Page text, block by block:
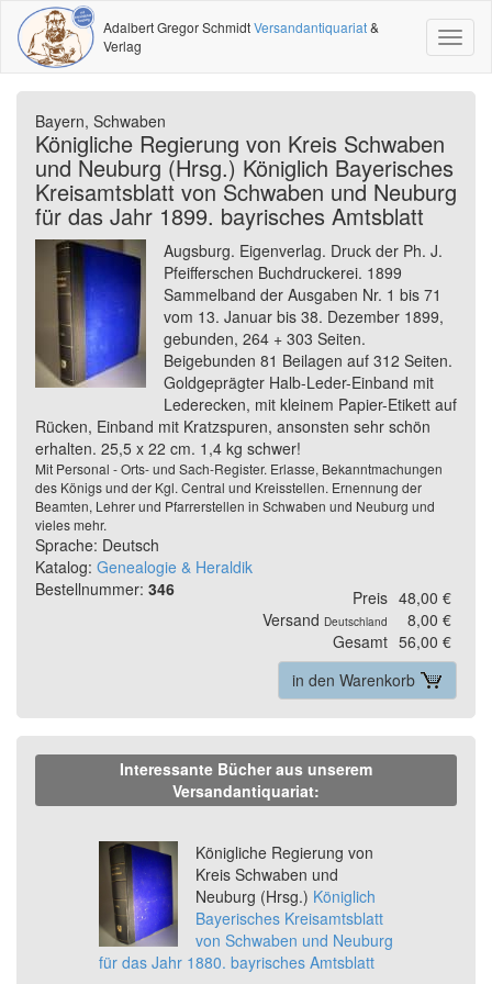
Adalbert Gregor SchmidtVersandantiquariat&
Verlag
Bayern, Schwaben
Königliche Regierung von Kreis Schwaben
und Neuburg (Hrsg.) Königlich Bayerisches
Kreisamtsblatt von Schwaben und Neuburg
für das Jahr 1899. bayrisches Amtsblatt
Augsburg. Eigenverlag. Druck der Ph. J.
Pfeifferschen Buchdruckerei. 1899
Sammelband der Ausgaben Nr. 1 bis 71
vom 13. Januar bis 38. Dezember 1899,
gebunden, 264 + 303 Seiten.
Beigebunden 81 Beilagen auf 312 Seiten.
Goldgeprägter Halb-Leder-Einband mit
Lederecken, mit kleinem Papier-Etikett auf
Rücken, Einband mit Kratzspuren, ansonsten sehr schön
erhalten. 25,5 x 22 cm. 1,4 kg schwer!
Mit Personal - Orts- und Sach-Register. Erlasse, Bekanntmachungen
des Königs und der Kgl. Central und Kreisstellen. Ernennung der
Beamten, Lehrer und Pfarrerstellen in Schwaben und Neuburg und
vieles mehr.
Sprache: Deutsch
Katalog: Genealogie & Heraldik
Bestellnummer: 346 Preis 48,00 €
Versand Deutschland
8,00 €
Gesamt 56,00 €
in den Warenkorb
Interessante Bücher aus unserem
Versandantiquariat:
Königliche Regierung von
Kreis Schwaben und
Neuburg (Hrsg.) Königlich
Bayerisches Kreisamtsblatt
von Schwaben und Neuburg
für das Jahr 1880. bayrisches Amtsblatt
Previous